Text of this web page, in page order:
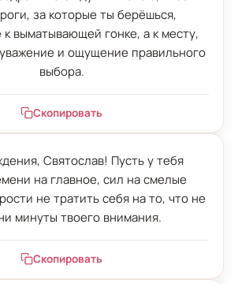
за которые ты берёшься,
выматывающей гонке, а к месту,
и ощущение правильного
выбора.
Скопировать
Святослав! Пусть у тебя
на главное, сил на смелые
не тратить себя на то, что не
минуты твоего внимания.
Скопировать